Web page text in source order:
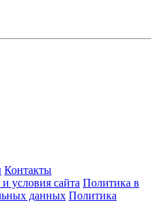
Контакты
условия сайта Политика в
данных Политика